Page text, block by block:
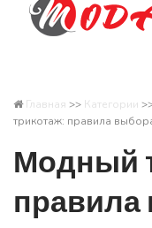
Главная >> Категории
трикотаж: правила
Модный